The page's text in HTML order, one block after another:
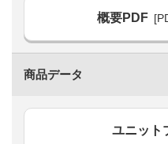
概要PDF
商品データ
ユニット